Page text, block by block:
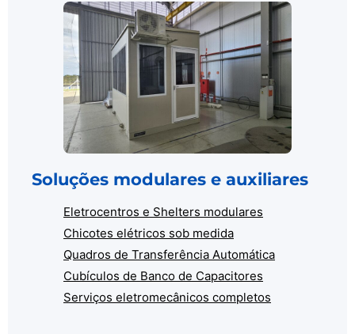
Soluções modulares e auxiliares
Eletrocentros e Shelters modulares
Chicotes elétricos sob medida
Quadros de Transferência Automática
Cubículos de Banco de Capacitores
Serviços eletromecânicos completos